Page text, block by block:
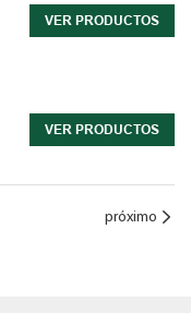
VER PRODUCTOS
VER PRODUCTOS
próximo